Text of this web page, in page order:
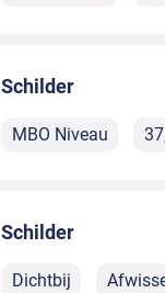
Schilder
MBO Niveau
Schilder
Dichtbij